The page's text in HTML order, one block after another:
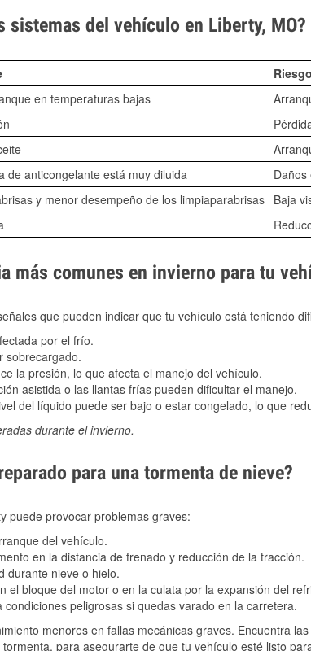
del vehículo en Liberty, MO?
en temperaturas bajas
de anticongelante está muy diluida
y menor desempeño de los limpiaparabrisas Baja
más comunes en invierno para tu
que pueden indicar que tu vehículo está teniendo
por el frío.
sobrecargado.
la presión, lo que afecta el manejo del vehículo.
asistida o las llantas frías pueden dificultar el manejo.
del líquido puede ser bajo o estar congelado, lo que
durante el invierno.
para una tormenta de nieve?
puede provocar problemas graves:
del vehículo.
en la distancia de frenado y reducción de la tracción.
durante nieve o hielo.
el bloque del motor o en la culata por la expansión del
peligrosas si quedas varado en la carretera.
menores en fallas mecánicas graves. Encuentra
para asegurarte de que tu vehículo esté listo